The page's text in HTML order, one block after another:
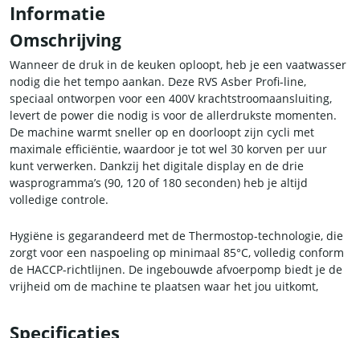
Informatie
Omschrijving
Wanneer de druk in de keuken oploopt, heb je een vaatwasser
nodig die het tempo aankan. Deze RVS Asber Profi-line,
speciaal ontworpen voor een 400V krachtstroomaansluiting,
levert de power die nodig is voor de allerdrukste momenten.
De machine warmt sneller op en doorloopt zijn cycli met
maximale efficiëntie, waardoor je tot wel 30 korven per uur
kunt verwerken. Dankzij het digitale display en de drie
wasprogramma’s (90, 120 of 180 seconden) heb je altijd
volledige controle.
Hygiëne is gegarandeerd met de Thermostop-technologie, die
zorgt voor een naspoeling op minimaal 85°C, volledig conform
de HACCP-richtlijnen. De ingebouwde afvoerpomp biedt je de
vrijheid om de machine te plaatsen waar het jou uitkomt,
Specificaties